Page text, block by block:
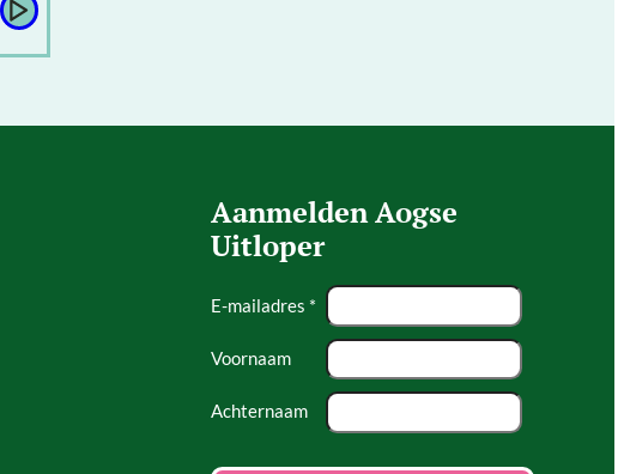
Aanmelden Aogse
Uitloper
E-mailadres *
Voornaam
Achternaam